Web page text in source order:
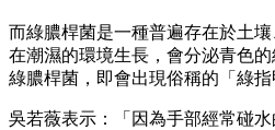
而綠膿桿菌是一種普遍存在於土
在潮濕的環境生長，會分泌青色
綠膿桿菌，即會出現俗稱的「綠指
吳若薇表示：「因為手部經常碰水